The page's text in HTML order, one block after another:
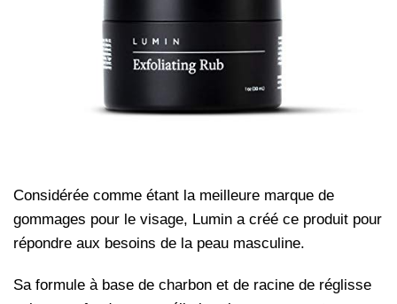
Considérée comme étant la meilleure marque de
gommages pour le visage, Lumin a créé ce produit pour
répondre aux besoins de la peau masculine.
Sa formule à base de charbon et de racine de réglisse